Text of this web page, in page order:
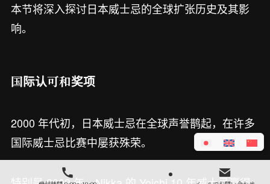
本节将深入探讨日本威士忌的全球扩张历史及其影
响。
国际认可和奖项
2000 年代初，日本威士忌在全球声誉鹊起，在许多
国际威士忌比赛中屡获殊荣。